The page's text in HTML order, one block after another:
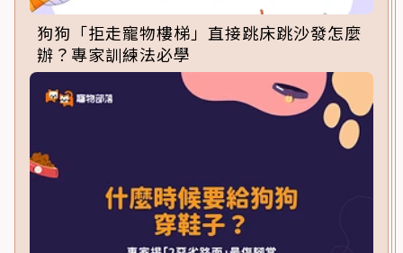
狗狗「拒走寵物樓梯」直接跳床跳沙發怎麼
辦？專家訓練法必學